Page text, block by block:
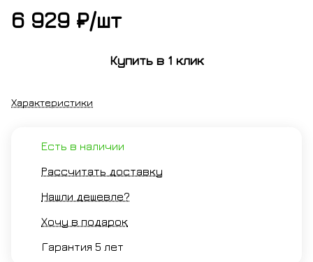
6 929 ₽/шт
Купить в 1 клик
Характеристики
Есть в наличии
Рассчитать доставку
Нашли дешевле?
Хочу в подарок
Гарантия 5 лет